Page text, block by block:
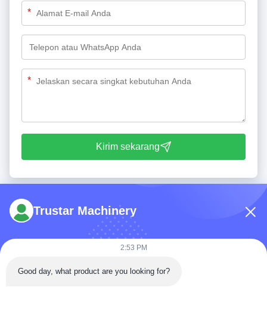
*
*
Kirim sekarang
Telp: 86-180-5882-0351
Trustar Machinery
2:53 PM
Good day, what product are you looking for?